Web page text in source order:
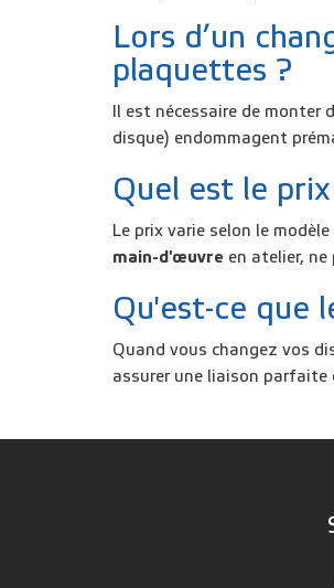
Lors d’un
plaquettes ?
Il est nécessaire de monter
disque) endommagent
Quel est le
Le prix varie selon le
main-d'œuvre en atelier, ne
Qu'est-ce que
Quand vous changez vos
assurer une liaison